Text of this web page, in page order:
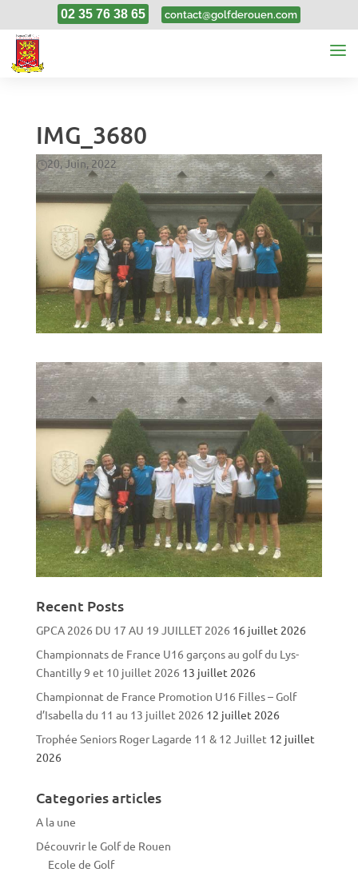
02 35 76 38 65 contact@golfderouen.com
IMG_3680
20, Juin, 2022
Recent Posts
GPCA 2026 DU 17 AU 19 JUILLET 2026 16 juillet 2026
Championnats de France U16 garçons au golf du Lys-
Chantilly 9 et 10 juillet 2026 13 juillet 2026
Championnat de France Promotion U16 Filles – Golf
d’Isabella du 11 au 13 juillet 2026 12 juillet 2026
Trophée Seniors Roger Lagarde 11 & 12 Juillet 12 juillet
2026
Categories articles
A la une
Découvrir le Golf de Rouen
Ecole de Golf